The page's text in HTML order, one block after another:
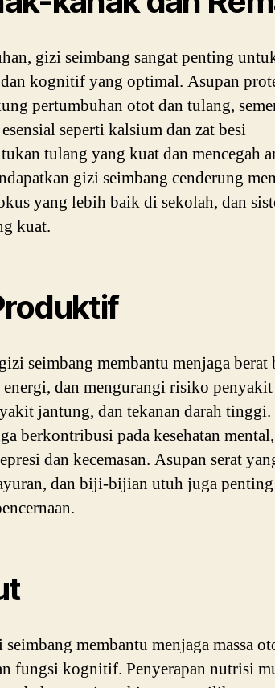
gizi seimbang sangat penting
kognitif yang optimal. Asupan
pertumbuhan otot dan tulang,
seperti kalsium dan zat besi
tulang yang kuat dan mencegah
gizi seimbang cenderung
yang lebih baik di sekolah, dan
kuat.
seimbang membantu menjaga berat
dan mengurangi risiko
jantung, dan tekanan darah
berkontribusi pada kesehatan mental,
dan kecemasan. Asupan serat
dan biji-bijian utuh juga
membantu menjaga massa
fungsi kognitif. Penyerapan nutrisi